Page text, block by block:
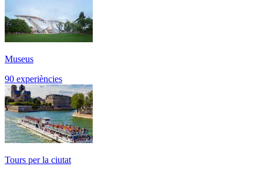
Museus
90 experiències
Tours per la ciutat